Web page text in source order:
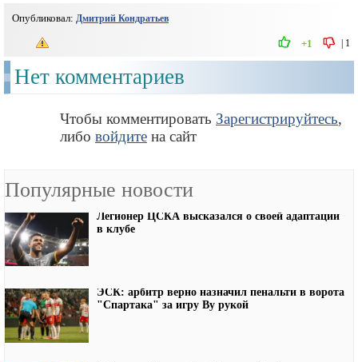
Опубликовал: Дмитрий Кондратьев
| 1
+1
Нет комментариев
Чтобы комментировать Зарегистрируйтесь,
либо войдите на сайт
Популярные новости
Легионер ЦСКА высказался о своей адаптации
в клубе
ЭСК: арбитр верно назначил пенальти в ворота
"Спартака" за игру Ву рукой